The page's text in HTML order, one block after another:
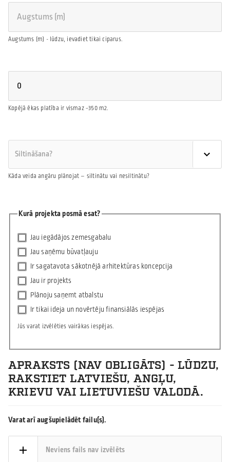
Augstums (m) - lūdzu, ievadiet tikai ciparus.
Kopējā ēkas platība ir vismaz ~350 m2.
Kāda veida angāru plānojat – siltinātu vai nesiltinātu?
Kurā projekta posmā esat?
Jau iegādājos zemesgabalu
Jau saņēmu būvatļauju
Ir sagatavota sākotnējā arhitektūras koncepcija
Jau ir projekts
Plānoju saņemt atbalstu
Ir tikai ideja un novērtēju finansiālās iespējas
Jūs varat izvēlēties vairākas iespējas.
APRAKSTS (NAV OBLIGĀTS) - LŪDZU,
RAKSTIET LATVIEŠU, ANGĻU,
KRIEVU VAI LIETUVIEŠU VALODĀ.
Varat arī augšupielādēt failu(s).
Neviens fails nav izvēlēts